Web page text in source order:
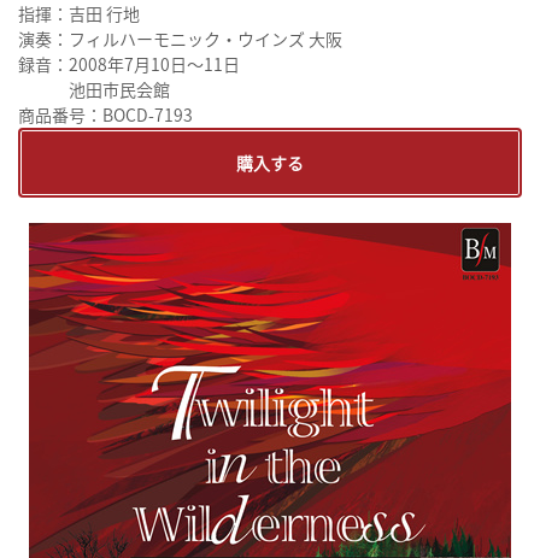
指揮：吉田 行地
演奏：フィルハーモニック・ウインズ 大阪
録音：2008年7月10日～11日
池田市民会館
商品番号：BOCD-7193
購入する